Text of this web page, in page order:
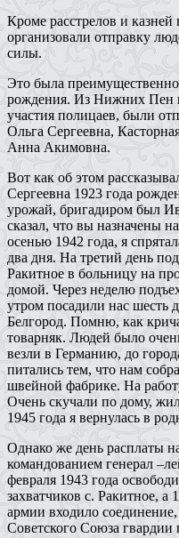
Кроме расстрелов и казней
организовали отправку
силы.
Это была
рождения. Из Нижних Пен
участия полицаев, были
Ольга Сергеевна,
Анна Акимовна.
Вот как об этом
Сергеевна 1923 года
урожай, бригадиром был
сказал, что вы назначены
осенью 1942 года, я
два дня. На третий день
Ракитное в больницу на
домой. Через неделю
утром посадили нас шесть
Белгород. Помню, как
товарняк. Людей было
везли в Германию, до
питались тем, что нам
швейной фабрике. На
Очень скучали по дому,
1945 года я вернулась в
Однако же день расплаты
командованием генерал
февраля 1943 года
захватчиков с. Ракитное, а
армии входило
Советского Союза